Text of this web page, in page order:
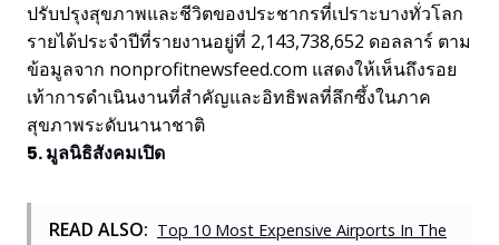
ปรับปรุงสุขภาพและชีวิตของประชากรที่เปราะบางทั่วโลก
รายได้ประจำปีที่รายงานอยู่ที่ 2,143,738,652 ดอลลาร์ ตาม
ข้อมูลจาก nonprofitnewsfeed.com แสดงให้เห็นถึงรอย
เท้าการดำเนินงานที่สำคัญและอิทธิพลที่ลึกซึ้งในภาค
สุขภาพระดับนานาชาติ
5. มูลนิธิสังคมเปิด
READ ALSO: Top 10 Most Expensive Airports In The